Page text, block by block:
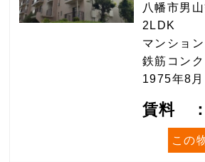
八幡市男
2LDK
マンション
鉄筋コン
1975年8月
賃料
この